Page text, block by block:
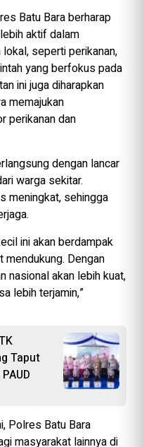
Batu Bara berharap
aktif dalam
seperti perikanan,
yang berfokus pada
ini juga diharapkan
memajukan
perikanan dan
dengan lancar
warga sekitar.
meningkat, sehingga
ini akan berdampak
Dengan
nasional akan lebih kuat,
lebih terjamin,”
Taput
Polres Batu Bara
masyarakat lainnya di